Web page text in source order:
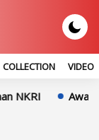
COLLECTION VIDEO
Awali Tugas Di